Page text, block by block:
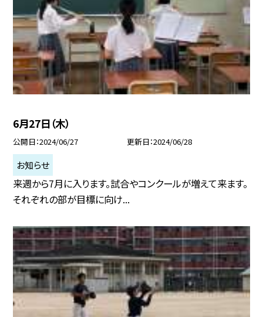
6月27日（木）
公開日 2024/06/27 更新日 2024/06/28
お知らせ
来週から7月に入ります。試合やコンクールが増えて来ます。
それぞれの部が目標に向け...